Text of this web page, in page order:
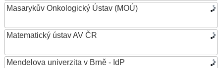
Masarykův Onkologický Ústav (MOÚ)
Matematický ústav AV ČR
Mendelova univerzita v Brně - IdP